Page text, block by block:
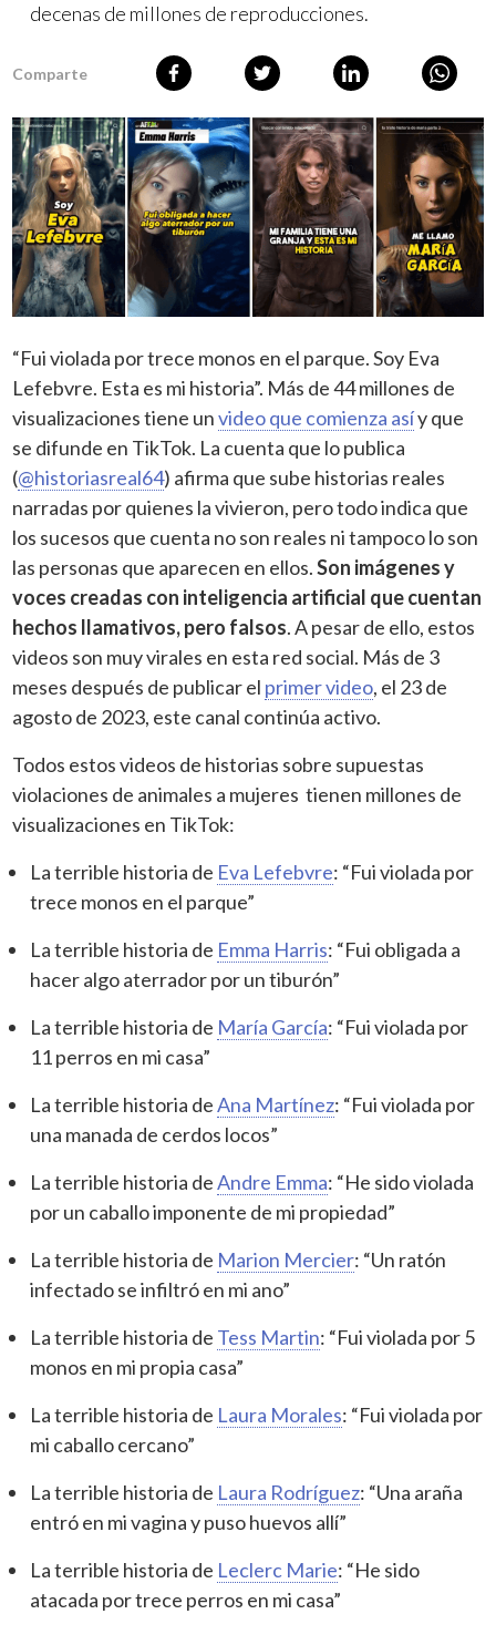
decenas de millones de reproducciones.
Comparte
“Fui violada por trece monos en el parque. Soy Eva
Lefebvre. Esta es mi historia”. Más de 44 millones de
visualizaciones tiene unvideo que comienza asíy que
se difunde en TikTok. La cuenta que lo publica
(@historiasreal64) afirma que sube historias reales
narradas por quienes la vivieron, pero todo indica que
los sucesos que cuenta no son reales ni tampoco lo son
las personas que aparecen en ellos.Son imágenes y
voces creadas con inteligencia artificial que cuentan
hechos llamativos, pero falsos. A pesar de ello, estos
videos son muy virales en esta red social. Más de 3
meses después de publicar el primer video, el 23 de
agosto de 2023, este canal continúa activo.
Todos estos videos de historias sobre supuestas
violaciones de animales a mujeres tienen millones de
visualizaciones en TikTok:
La terrible historia de Eva Lefebvre: “Fui violada por
trece monos en el parque”
La terrible historia de Emma Harris: “Fui obligada a
hacer algo aterrador por un tiburón”
La terrible historia de María García: “Fui violada por
11 perros en mi casa”
La terrible historia deAna Martínez: “Fui violada por
una manada de cerdos locos”
La terrible historia deAndre Emma: “He sido violada
por un caballo imponente de mi propiedad”
La terrible historia de Marion Mercier: “Un ratón
infectado se infiltró en mi ano”
La terrible historia de Tess Martin: “Fui violada por 5
monos en mi propia casa”
La terrible historia de Laura Morales: “Fui violada por
mi caballo cercano”
La terrible historia de Laura Rodríguez: “Una araña
entró en mi vagina y puso huevos allí”
La terrible historia de Leclerc Marie: “He sido
atacada por trece perros en mi casa”